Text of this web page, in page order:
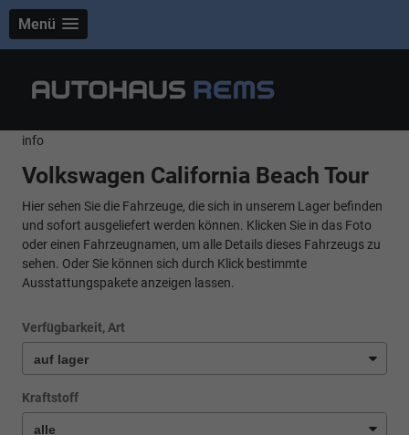
Menü
info
Volkswagen California Beach Tour
Hier sehen Sie die Fahrzeuge, die sich in unserem Lager befinden
und sofort ausgeliefert werden können. Klicken Sie in das Foto
oder einen Fahrzeugnamen, um alle Details dieses Fahrzeugs zu
sehen. Oder Sie können sich durch Klick bestimmte
Ausstattungspakete anzeigen lassen.
Verfügbarkeit, Art
Kraftstoff